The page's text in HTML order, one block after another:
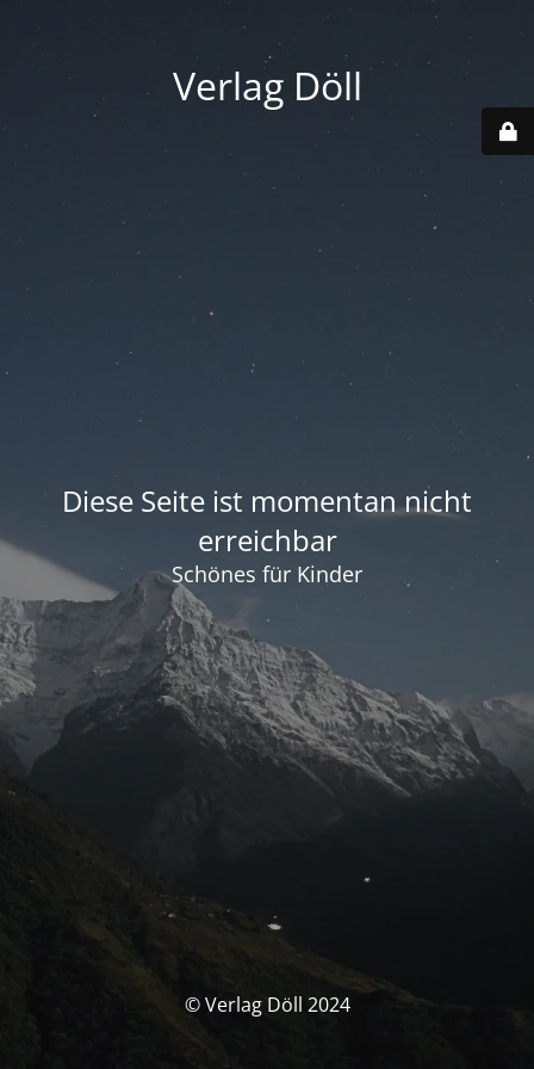
Verlag Döll
Diese Seite ist momentan nicht
erreichbar
Schönes für Kinder
© Verlag Döll 2024